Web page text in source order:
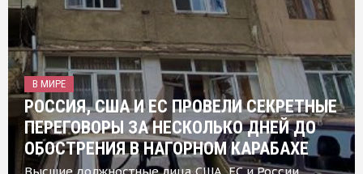
В МИРЕ
РОССИЯ, США И ЕС ПРОВЕЛИ СЕКРЕТНЫЕ
ПЕРЕГОВОРЫ ЗА НЕСКОЛЬКО ДНЕЙ ДО
ОБОСТРЕНИЯ В НАГОРНОМ КАРАБАХЕ
Высшие должностные лица США, ЕС и России